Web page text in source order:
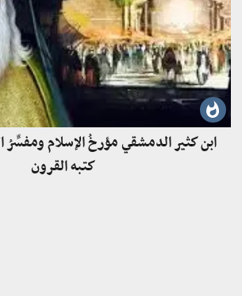
ابن كثير الدمشقي مؤرخُ الإسلام ومفسِّرُ
كتبه القرون